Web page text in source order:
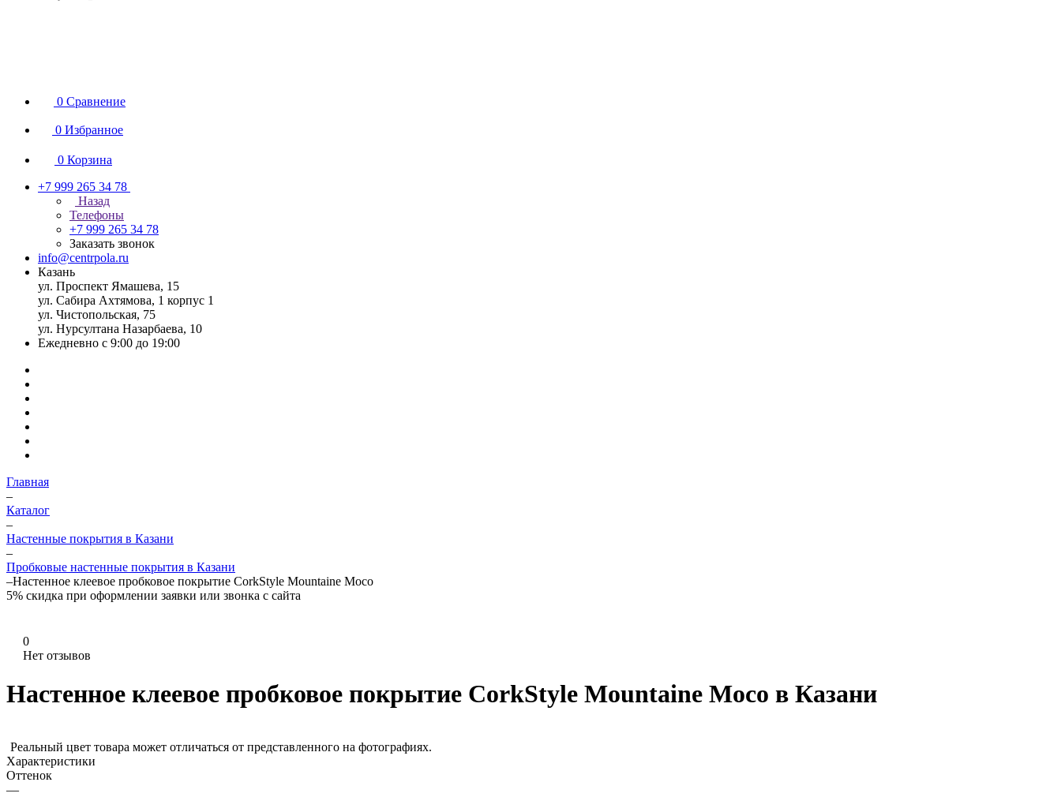
0 Сравнение
0 Избранное
0 Корзина
+7 999 265 34 78
Назад
Телефоны
+7 999 265 34 78
Заказать звонок
info@centrpola.ru
Казань
ул. Проспект Ямашева, 15
ул. Сабира Ахтямова, 1 корпус 1
ул. Чистопольская, 75
ул. Нурсултана Назарбаева, 10
Ежедневно с 9:00 до 19:00
Главная
–
Каталог
–
Настенные покрытия в Казани
–
Пробковые настенные покрытия в Казани
–Настенное клеевое пробковое покрытие CorkStyle Mountaine Moco
5% скидка при оформлении заявки или звонка с сайта
0
Нет отзывов
Настенное клеевое пробковое покрытие CorkStyle Mountaine Moco в Казани
Реальный цвет товара может отличаться от представленного на фотографиях.
Характеристики
Оттенок
—